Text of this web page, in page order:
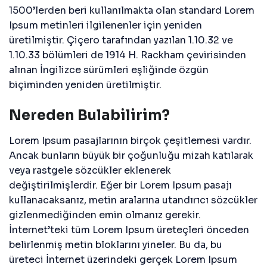
1500’lerden beri kullanılmakta olan standard Lorem
Ipsum metinleri ilgilenenler için yeniden
üretilmiştir. Çiçero tarafından yazılan 1.10.32 ve
1.10.33 bölümleri de 1914 H. Rackham çevirisinden
alınan İngilizce sürümleri eşliğinde özgün
biçiminden yeniden üretilmiştir.
Nereden Bulabilirim?
Lorem Ipsum pasajlarının birçok çeşitlemesi vardır.
Ancak bunların büyük bir çoğunluğu mizah katılarak
veya rastgele sözcükler eklenerek
değiştirilmişlerdir. Eğer bir Lorem Ipsum pasajı
kullanacaksanız, metin aralarına utandırıcı sözcükler
gizlenmediğinden emin olmanız gerekir.
İnternet’teki tüm Lorem Ipsum üreteçleri önceden
belirlenmiş metin bloklarını yineler. Bu da, bu
üreteci İnternet üzerindeki gerçek Lorem Ipsum